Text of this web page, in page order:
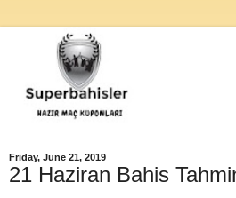
Friday, June 21, 2019
21 Haziran Bahis